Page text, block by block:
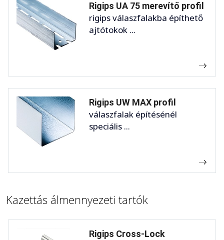
Rigips UA 75 merevítő profil
rigips válaszfalakba építhető
ajtótokok ...
Rigips UW MAX profil
válaszfalak építésénél
speciális ...
Kazettás álmennyezeti tartók
Rigips Cross-Lock